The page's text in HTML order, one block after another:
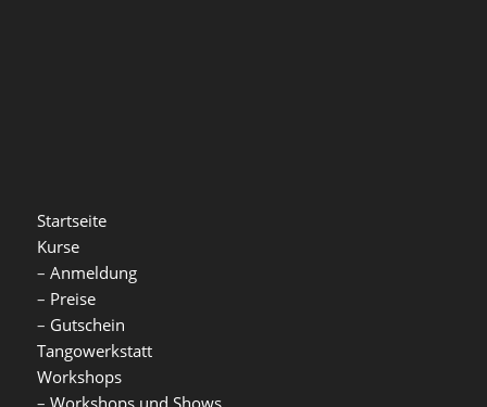
Startseite
Kurse
– Anmeldung
– Preise
– Gutschein
Tangowerkstatt
Workshops
– Workshops und Shows